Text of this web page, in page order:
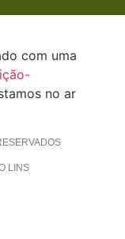
com uma
no ar
LINS